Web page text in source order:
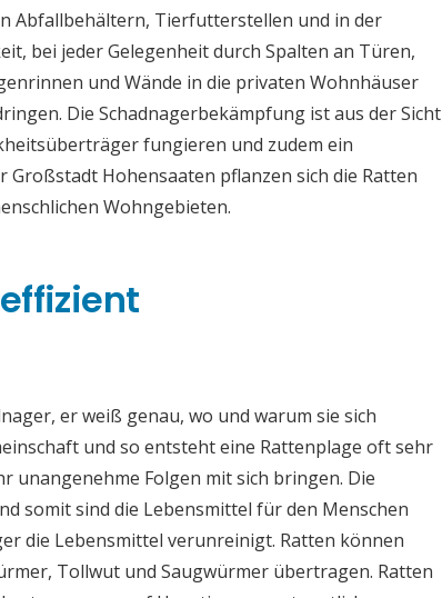
Abfallbehältern, Tierfutterstellen und in der
bei jeder Gelegenheit durch Spalten an Türen,
und Wände in die privaten Wohnhäuser
Die Schadnagerbekämpfung ist aus der Sicht
fungieren und zudem ein
Hohensaaten pflanzen sich die Ratten
Wohngebieten.
er weiß genau, wo und warum sie sich
und so entsteht eine Rattenplage oft sehr
unangenehme Folgen mit sich bringen. Die
somit sind die Lebensmittel für den Menschen
die Lebensmittel verunreinigt. Ratten können
Tollwut und Saugwürmer übertragen. Ratten